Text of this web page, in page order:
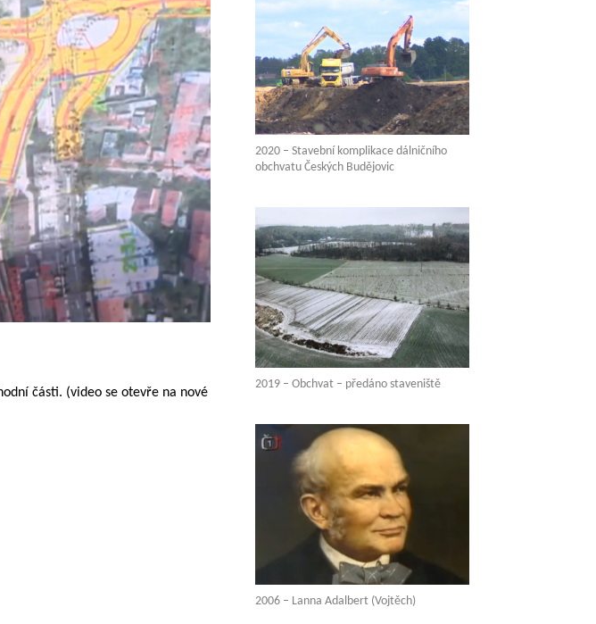
části. (video se otevře na nové
2020 – Stavební komplikace dálničního
obchvatu Českých Budějovic
2019 – Obchvat – předáno staveniště
2006 – Lanna Adalbert (Vojtěch)